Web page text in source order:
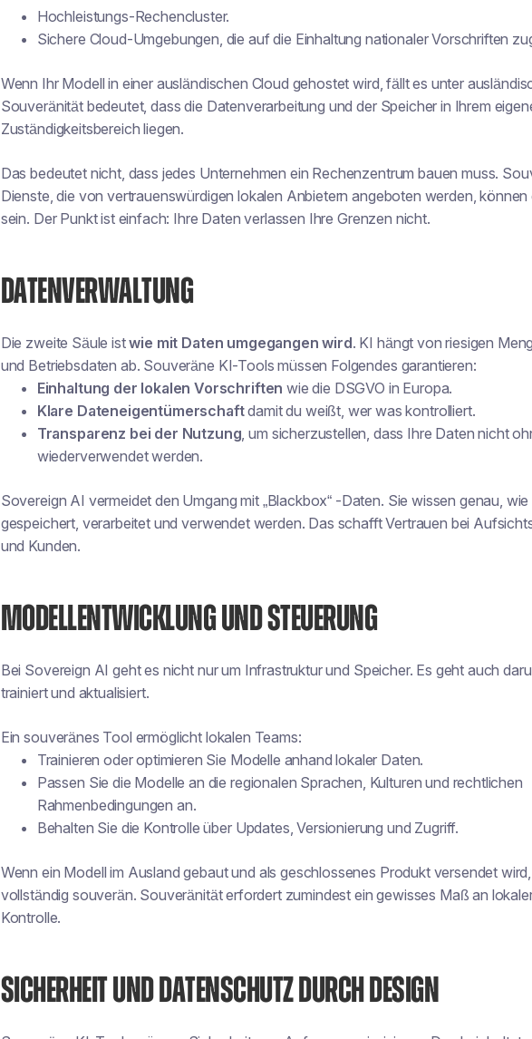
Hochleistungs-Rechencluster.
Sichere Cloud-Umgebungen, die auf die Einhaltung nationaler Vorschriften
Wenn Ihr Modell in einer ausländischen Cloud gehostet wird, fällt es unter
Souveränität bedeutet, dass die Datenverarbeitung und der Speicher in Ihrem
Zuständigkeitsbereich liegen.
Das bedeutet nicht, dass jedes Unternehmen ein Rechenzentrum bauen muss.
Dienste, die von vertrauenswürdigen lokalen Anbietern angeboten werden, können
sein. Der Punkt ist einfach: Ihre Daten verlassen Ihre Grenzen nicht.
DATENVERWALTUNG
Die zweite Säule istwie mit Daten umgegangen wird. KI hängt von riesigen
und Betriebsdaten ab. Souveräne KI-Tools müssen Folgendes garantieren:
Einhaltung der lokalen Vorschriften wie die DSGVO in Europa.
Klare Dateneigentümerschaftdamit du weißt, wer was kontrolliert.
Transparenz bei der Nutzung, um sicherzustellen, dass Ihre Daten nicht
wiederverwendet werden.
Sovereign AI vermeidet den Umgang mit „Blackbox“ -Daten. Sie wissen genau,
gespeichert, verarbeitet und verwendet werden. Das schafft Vertrauen bei
und Kunden.
MODELLENTWICKLUNG UND STEUERUNG
Bei Sovereign AI geht es nicht nur um Infrastruktur und Speicher. Es geht auch
trainiert und aktualisiert.
Ein souveränes Tool ermöglicht lokalen Teams:
Trainieren oder optimieren Sie Modelle anhand lokaler Daten.
Passen Sie die Modelle an die regionalen Sprachen, Kulturen und rechtlichen
Rahmenbedingungen an.
Behalten Sie die Kontrolle über Updates, Versionierung und Zugriff.
Wenn ein Modell im Ausland gebaut und als geschlossenes Produkt versendet
vollständig souverän. Souveränität erfordert zumindest ein gewisses Maß an
Kontrolle.
SICHERHEIT UND DATENSCHUTZ DURCH DESIGN